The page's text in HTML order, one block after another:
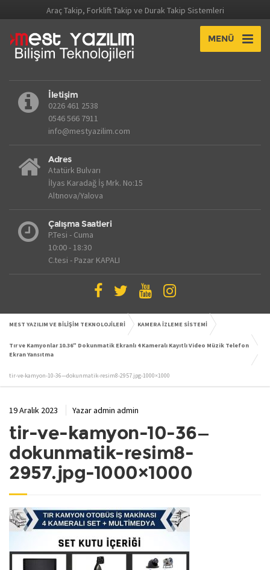
Araç Takip, Forklift Takip ve Durak Takip Sistemleri
MENÜ
İletişim
0226 461 2538
0546 566 7911
info@mestyazilim.com
Adres
Atatürk Bulvarı
İlyas Karadağ İş Mrk. No:15
Altınova/Yalova
Çalışma Saatleri
P.Tesi - Cuma
10:00 - 18:30
C.tesi - Pazar KAPALI
MEST YAZILIM VE BİLİŞİM TEKNOLOJİLERİ KAMERA İZLEME SİSTEMİ
Tır ve Kamyonlar 10.36″ Dokunmatik Ekranlı 4 Kameralı Kayıtlı Video Müzik Telefon
Ekran Yansıtma
tir-ve-kamyon-10-36—dokunmatik-resim8-2957.jpg-1000×1000
19 Aralık 2023 Yazaradmin admin
tir-ve-kamyon-10-36—
dokunmatik-resim8-
2957.jpg-1000×1000